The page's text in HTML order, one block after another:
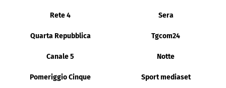
Rete 4 Sera
Quarta Repubblica Tgcom24
Canale 5 Notte
Pomeriggio Cinque Sport mediaset